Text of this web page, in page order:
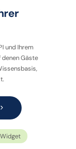
und Ihrem
denen Gäste